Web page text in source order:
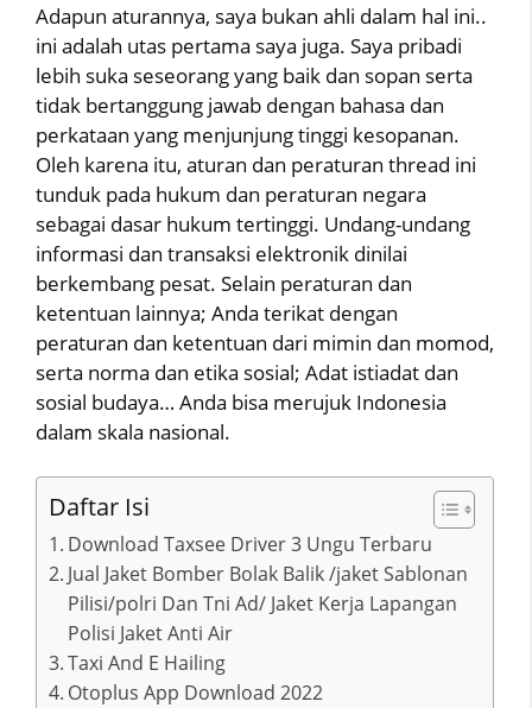
Adapun aturannya, saya bukan ahli dalam hal ini..
ini adalah utas pertama saya juga. Saya pribadi
lebih suka seseorang yang baik dan sopan serta
tidak bertanggung jawab dengan bahasa dan
perkataan yang menjunjung tinggi kesopanan.
Oleh karena itu, aturan dan peraturan thread ini
tunduk pada hukum dan peraturan negara
sebagai dasar hukum tertinggi. Undang-undang
informasi dan transaksi elektronik dinilai
berkembang pesat. Selain peraturan dan
ketentuan lainnya; Anda terikat dengan
peraturan dan ketentuan dari mimin dan momod,
serta norma dan etika sosial; Adat istiadat dan
sosial budaya… Anda bisa merujuk Indonesia
dalam skala nasional.
Daftar Isi
Download Taxsee Driver 3 Ungu Terbaru
Jual Jaket Bomber Bolak Balik /jaket Sablonan
Pilisi/polri Dan Tni Ad/ Jaket Kerja Lapangan
Polisi Jaket Anti Air
Taxi And E Hailing
Otoplus App Download 2022